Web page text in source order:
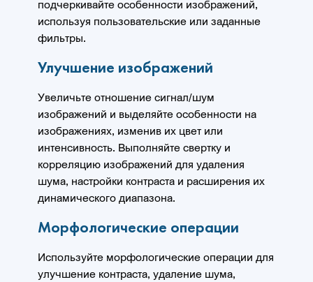
подчеркивайте особенности изображений,
используя пользовательские или заданные
фильтры.
Улучшение изображений
Увеличьте отношение сигнал/шум
изображений и выделяйте особенности на
изображениях, изменив их цвет или
интенсивность. Выполняйте свертку и
корреляцию изображений для удаления
шума, настройки контраста и расширения их
динамического диапазона.
Морфологические операции
Используйте морфологические операции для
улучшение контраста, удаление шума,